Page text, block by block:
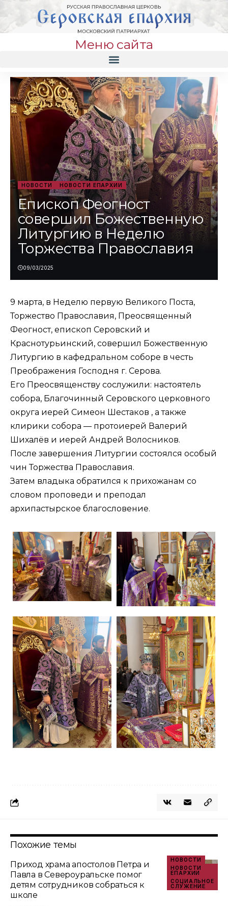
Меню сайта
НОВОСТИ НОВОСТИ ЕПАРХИИ
Епископ Феогност
совершил Божественную
Литургию в Неделю
Торжества Православия
09/03/2025
9 марта, в Неделю первую Великого Поста,
Торжество Православия, Преосвященный
Феогност, епископ Серовский и
Краснотурьинский, совершил Божественную
Литургию в кафедральном соборе в честь
Преображения Господня г. Серова.
Его Преосвященству сослужили: настоятель
собора, Благочинный Серовского церковного
округа иерей Симеон Шестаков , а также
клирики собора — протоиерей Валерий
Шихалёв и иерей Андрей Волосников.
После завершения Литургии состоялся особый
чин Торжества Православия.
Затем владыка обратился к прихожанам со
словом проповеди и преподал
архипастырское благословение.
Похожие темы
НОВОСТИ
НОВОСТИ
ЕПАРХИИ
СОЦИАЛЬНОЕ
СЛУЖЕНИЕ
Приход храма апостолов Петра и
Павла в Североуральске помог
детям сотрудников собраться к
школе